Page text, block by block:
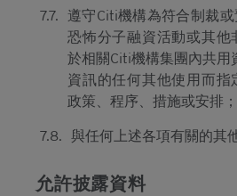
7.7.
遵守Citi機構為符合制裁或
恐怖分子融資活動或其他
於相關Citi機構集團內共用
資訊的任何其他使用而指
政策、程序、措施或安排
7.8. 與任何上述各項有關的其
允許披露資料